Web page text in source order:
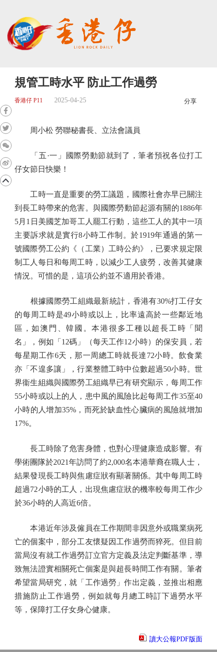
規管工時水平 防止工作過勞
香港仔 P11 2025-04-25 分享
周小松 勞聯秘書長、立法會議員
「五·一」國際勞動節就到了，筆者預祝各位打工
仔女節日快樂！
工時一直是重要的勞工議題，國際社會亦早已關注
到長工時帶來的危害。與國際勞動節起源有關的1886年
5月1日美國芝加哥工人罷工行動，這些工人的其中一項
主要訴求就是實行8小時工作制。於1919年通過的第一
號國際勞工公約《（工業）工時公約》，已要求規定限
制工人每日和每周工時，以減少工人疲勞，改善其健康
情況。可惜的是，這項公約並不適用於香港。
根據國際勞工組織最新統計，香港有30%打工仔女
的每周工時是49小時或以上，比率遠高於一些鄰近地
區，如澳門、韓國。本港很多工種以超長工時「聞
名」，例如「12碼」（每天工作12小時）的保安員，若
每星期工作6天，那一周總工時就長達72小時。飲食業
亦「不遑多讓」，行業整體工時中位數超過50小時。世
界衞生組織與國際勞工組織早已有研究顯示，每周工作
55小時或以上的人，患中風的風險比起每周工作35至40
小時的人增加35%，而死於缺血性心臟病的風險就增加
17%。
長工時除了危害身體，也對心理健康造成影響。有
學術團隊於2021年訪問了約2,000名本港華裔在職人士，
結果發現長工時與焦慮症狀有顯著關係。其中每周工時
超過72小時的工人，出現焦慮症狀的機率較每周工作少
於36小時的人高近6倍。
本港近年涉及僱員在工作期間非因意外或職業病死
亡的個案中，部分工友懷疑因工作過勞而猝死。但目前
當局沒有就工作過勞訂立官方定義及法定判斷基準，導
致無法證實相關死亡個案是與超長時間工作有關。筆者
希望當局研究，就「工作過勞」作出定義，並推出相應
措施防止工作過勞，例如就每月總工時訂下過勞水平
等，保障打工仔女身心健康。
讀大公報PDF版面